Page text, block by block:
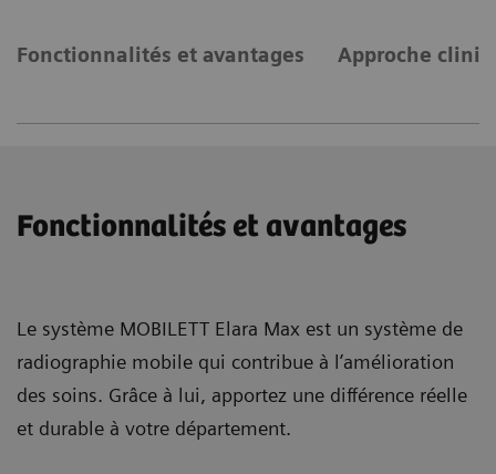
Fonctionnalités et avantages Approche
Fonctionnalités et avantages
Le système MOBILETT Elara Max est un système de
radiographie mobile qui contribue à l’amélioration
des soins. Grâce à lui, apportez une différence réelle
et durable à votre département.